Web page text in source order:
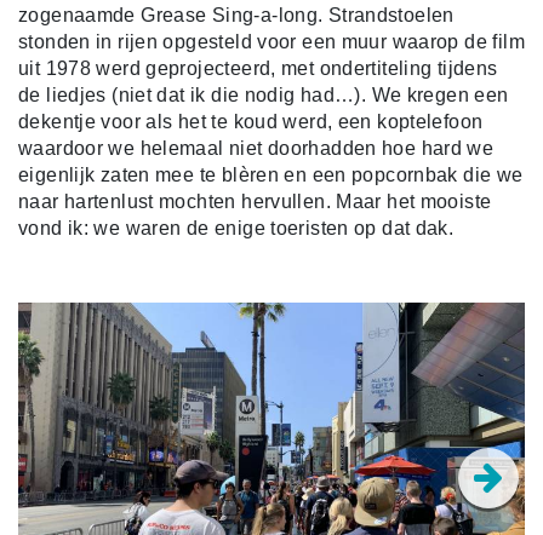
zogenaamde Grease Sing-a-long. Strandstoelen
stonden in rijen opgesteld voor een muur waarop de film
uit 1978 werd geprojecteerd, met ondertiteling tijdens
de liedjes (niet dat ik die nodig had…). We kregen een
dekentje voor als het te koud werd, een koptelefoon
waardoor we helemaal niet doorhadden hoe hard we
eigenlijk zaten mee te blèren en een popcornbak die we
naar hartenlust mochten hervullen. Maar het mooiste
vond ik: we waren de enige toeristen op dat dak.